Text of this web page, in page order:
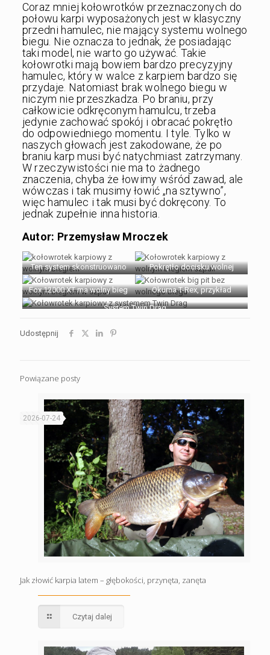
Coraz mniej kołowrotków przeznaczonych do
połowu karpi wyposażonych jest w klasyczny
przedni hamulec, nie mający systemu wolnego
biegu. Nie oznacza to jednak, że posiadając
taki model, nie warto go używać. Takie
kołowrotki mają bowiem bardzo precyzyjny
hamulec, który w walce z karpiem bardzo się
przydaje. Natomiast brak wolnego biegu w
niczym nie przeszkadza. Po braniu, przy
całkowicie odkręconym hamulcu, trzeba
jedynie zachować spokój i obracać pokrętło
do odpowiedniego momentu. I tyle. Tylko w
naszych głowach jest zakodowane, że po
braniu karp musi być natychmiast zatrzymany.
W rzeczywistości nie ma to żadnego
znaczenia, chyba że łowimy wśród zawad, ale
wówczas i tak musimy łowić „na sztywno”,
więc hamulec i tak musi być dokręcony. To
jednak zupełnie inna historia.
Autor: Przemysław Mroczek
Ten system skonstruowano
ponad 30 lat temu
Pokrętło docisku wolnej
szpuli, niedostępne w
kołowrotkach Quick Drag
Fox 12000 XT ma wolny bieg
w szpuli z dłuższym skokiem
Okuma T-Rex, przykład
kołowrotka Big Pit bez
System Twin Drag
Udostępnij
Powiązane posty
2026-07-24
Jak złowić karpia latem – głębokości, przynęta, zanęta
Czytaj dalej